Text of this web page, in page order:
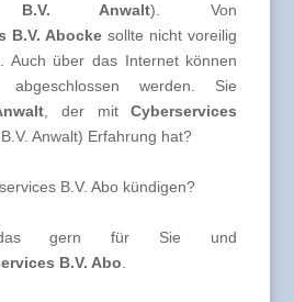
B.V. Anwalt). Von
B.V. Abocke sollte nicht voreilig
Auch über das Internet können
abgeschlossen werden. Sie
, der mitCyberservices
Anwalt) Erfahrung hat?
B.V. Abo kündigen?
gern für Sie und
B.V. Abo.